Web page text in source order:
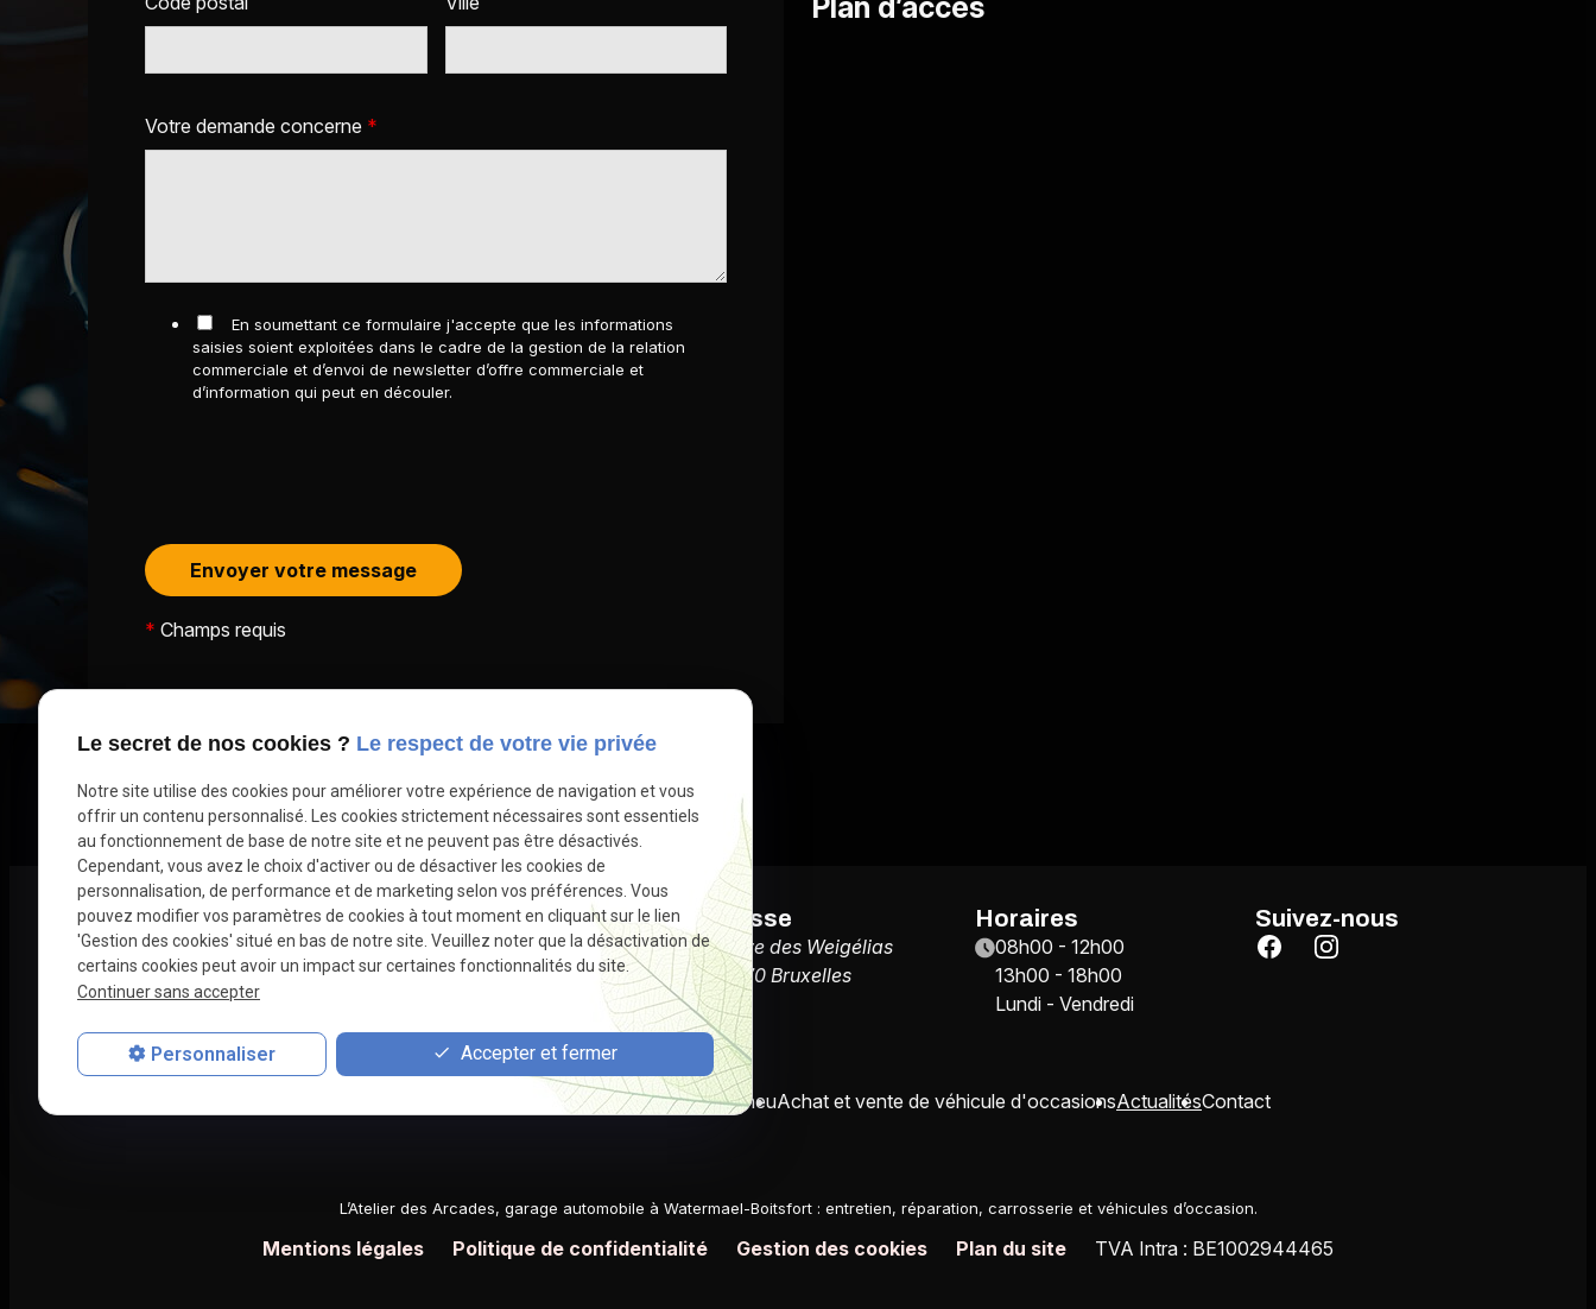
Votre demande concerne *
En soumettant ce formulaire j'accepte que les informations
saisies soient exploitées dans le cadre de la gestion de la relation
commerciale et d’envoi de newsletter d’offre commerciale et
d’information qui peut en découler.
* Champs requis
Plan d’accès
Téléphone
02 775 26 59
Adresse
Drève des Weigélias
21170 Bruxelles
Horaires
08h00 - 12h00
13h00 - 18h00
Lundi - Vendredi
Suivez-nous
CarrosserieVitresPneuAchat et vente de véhicule d'occasionsActualitésContact
L’Atelier des Arcades, garage automobile à Watermael-Boitsfort : entretien, réparation, carrosserie et véhicules d’occasion.
Mentions légales Politique de confidentialité Gestion des cookies Plan du site TVA Intra : BE1002944465
Le secret de nos cookies ? Le respect de votre vie privée
Notre site utilise des cookies pour améliorer votre expérience de navigation et vous
offrir un contenu personnalisé. Les cookies strictement nécessaires sont essentiels
au fonctionnement de base de notre site et ne peuvent pas être désactivés.
Cependant, vous avez le choix d'activer ou de désactiver les cookies de
personnalisation, de performance et de marketing selon vos préférences. Vous
pouvez modifier vos paramètres de cookies à tout moment en cliquant sur le lien
'Gestion des cookies' situé en bas de notre site. Veuillez noter que la désactivation de
certains cookies peut avoir un impact sur certaines fonctionnalités du site.
Continuer sans accepter
Personnaliser Accepter et fermer